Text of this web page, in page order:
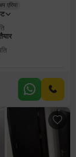
एरिया